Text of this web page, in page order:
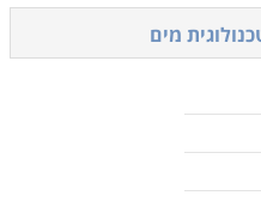
מים